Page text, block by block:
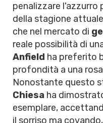
penalizzare l'azzurro
della stagione
che nel mercato di
reale possibilità di
Anfield ha preferito
profondità a una
Nonostante questo
Chiesa ha
esemplare,
il sorriso ma